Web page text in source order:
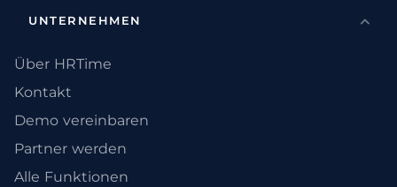
UNTERNEHMEN
Über HRTime
Kontakt
Demo vereinbaren
Partner werden
Alle Funktionen